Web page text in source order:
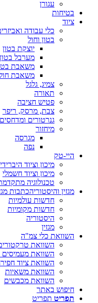
עגורן
בטיחות
ציוד
כלי עבודה
בטון וחול
יוצקת בטון
מערבל בטון
משאבת
משאבת
צמיג, גלגל
תאורה
פטיש חציבה
צבת, מרסק, ריפר
גנרטורים ומדחסים
מיחזור
מגרסה
נפה
היי-טק
מיכון וציוד היברידי
מיכון וציוד חשמלי
טכנולוגיה
מגזין והיסטוריהכתבות
חדשות עולמיות
חדשות מקומיות
היסטוריה
מגזין
השוואת כלי צמ"ה
השוואת
השוואת
השוואת ציוד
השוואת משאיות
השוואת מכבשים
חיפוש באתר
תפריט תפריט